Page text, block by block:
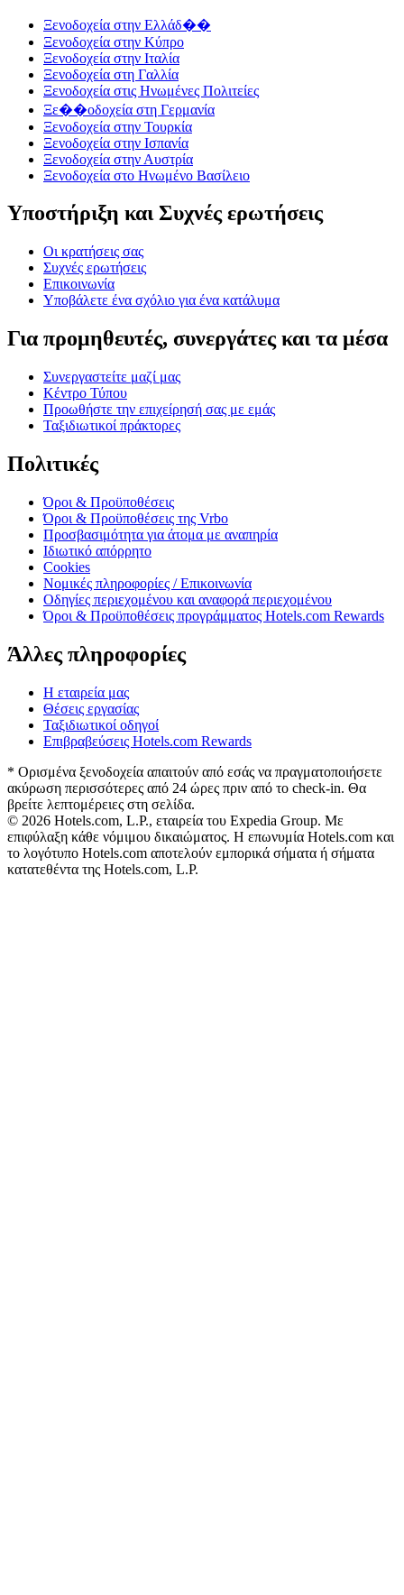
Ξενοδοχεία στην Ελλάδ��
Ξενοδοχεία στην Κύπρο
Ξενοδοχεία στην Ιταλία
Ξενοδοχεία στη Γαλλία
Ξενοδοχεία στις Ηνωμένες Πολιτείες
Ξε��οδοχεία στη Γερμανία
Ξενοδοχεία στην Τουρκία
Ξενοδοχεία στην Ισπανία
Ξενοδοχεία στην Αυστρία
Ξενοδοχεία στο Ηνωμένο Βασίλειο
Υποστήριξη και Συχνές ερωτήσεις
Οι κρατήσεις σας
Συχνές ερωτήσεις
Επικοινωνία
Υποβάλετε ένα σχόλιο για ένα κατάλυμα
Για προμηθευτές, συνεργάτες και τα μέσα
Συνεργαστείτε μαζί μας
Κέντρο Τύπου
Προωθήστε την επιχείρησή σας με εμάς
Ταξιδιωτικοί πράκτορες
Πολιτικές
Όροι & Προϋποθέσεις
Όροι & Προϋποθέσεις της Vrbo
Προσβασιμότητα για άτομα με αναπηρία
Ιδιωτικό απόρρητο
Cookies
Νομικές πληροφορίες / Επικοινωνία
Οδηγίες περιεχομένου και αναφορά περιεχομένου
Όροι & Προϋποθέσεις προγράμματος Hotels.com Rewards
Άλλες πληροφορίες
Η εταιρεία μας
Θέσεις εργασίας
Ταξιδιωτικοί οδηγοί
Επιβραβεύσεις Hotels.com Rewards
* Ορισμένα ξενοδοχεία απαιτούν από εσάς να πραγματοποιήσετε
ακύρωση περισσότερες από 24 ώρες πριν από το check-in. Θα
βρείτε λεπτομέρειες στη σελίδα.
© 2026 Hotels.com, L.P., εταιρεία του Expedia Group. Με
επιφύλαξη κάθε νόμιμου δικαιώματος. Η επωνυμία Hotels.com και
το λογότυπο Hotels.com αποτελούν εμπορικά σήματα ή σήματα
κατατεθέντα της Hotels.com, L.P.